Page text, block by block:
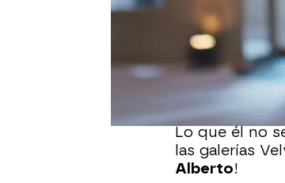
Isabel es la
el tío de Ana,
sobrina.
Isabel ha
perdido la
Lo que él no
las galerías
Alberto!